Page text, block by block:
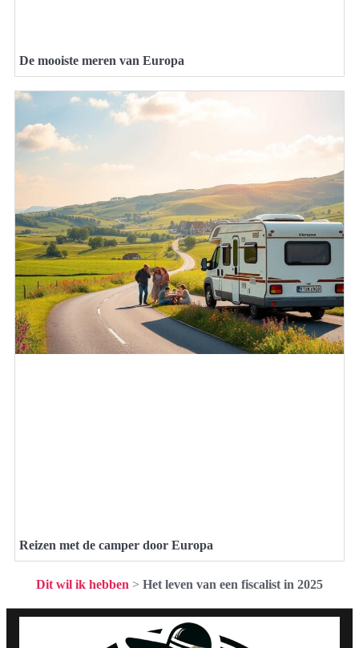
De mooiste meren van Europa
Reizen met de camper door Europa
Dit wil ik hebben > Het leven van een fiscalist in 2025